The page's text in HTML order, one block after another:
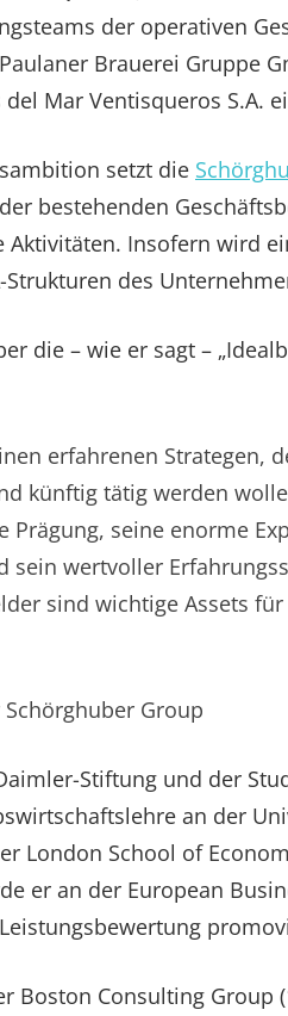
der operativen
Brauerei Gruppe
Mar Ventisqueros S.A.
setzt die
bestehenden
Insofern wird
des
die – wie er sagt –
erfahrenen Strategen,
künftig tätig werden
seine enorme
sein wertvoller
sind wichtige Assets
Group
Stiftung und der
an der
London School of
er an der European
Boston Consulting Group